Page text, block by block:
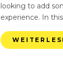
looking to add
experience. In